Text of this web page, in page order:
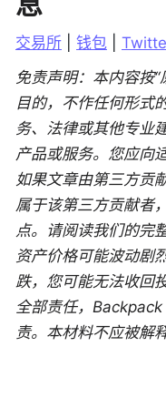
交易所 钱包
免责声明：本内容按
目的，不作任何形式
务、法律或其他专业
产品或服务。您应向
如果文章由第三方贡
属于该第三方贡献者
点。请阅读我们的完
资产价格可能波动剧
跌，您可能无法收回
全部责任，
责。本材料不应被解